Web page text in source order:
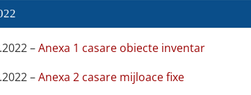
–Anexa 1 casare obiecte inventar
–Anexa 2 casare mijloace fixe